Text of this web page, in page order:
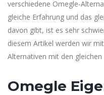
verschiedene Omegle-
gleiche Erfahrung und das
davon gibt, ist es sehr
diesem Artikel werden wir
Alternativen mit den
Omegle